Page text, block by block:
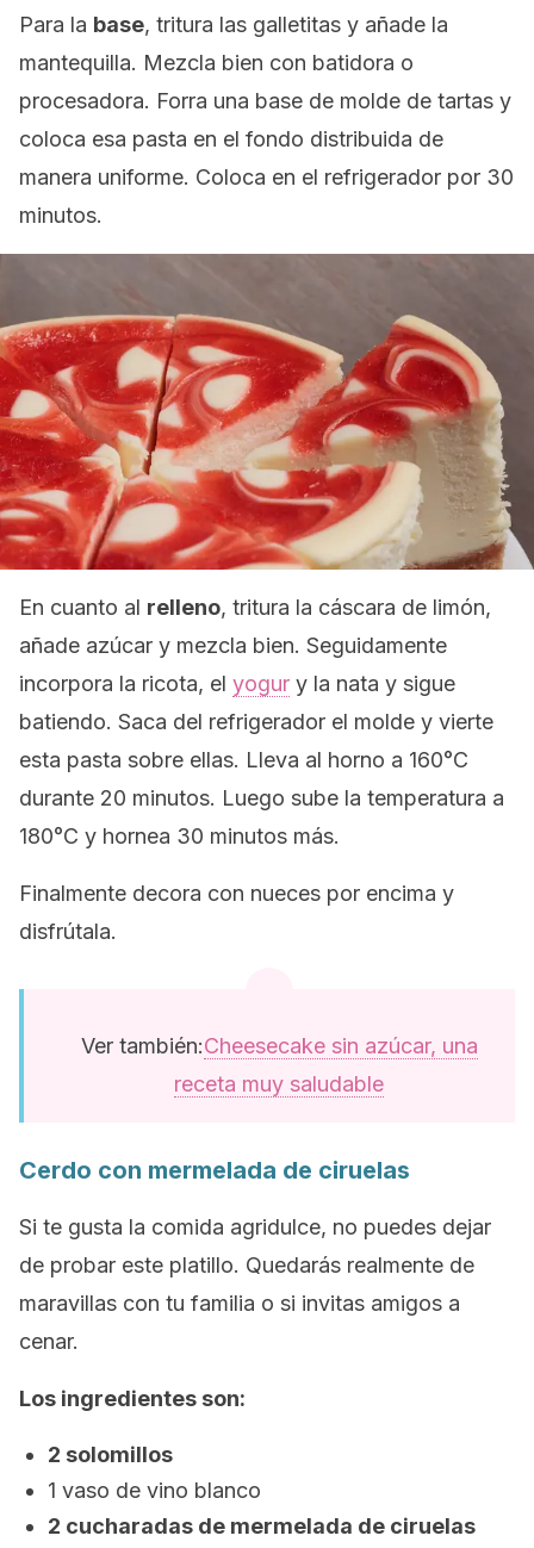
Para la base, tritura las galletitas y añade la
mantequilla. Mezcla bien con batidora o
procesadora. Forra una base de molde de tartas y
coloca esa pasta en el fondo distribuida de
manera uniforme. Coloca en el refrigerador por 30
minutos.
En cuanto al relleno, tritura la cáscara de limón,
añade azúcar y mezcla bien. Seguidamente
incorpora la ricota, el yogur y la nata y sigue
batiendo. Saca del refrigerador el molde y vierte
esta pasta sobre ellas. Lleva al horno a 160°C
durante 20 minutos. Luego sube la temperatura a
180°C y hornea 30 minutos más.
Finalmente decora con nueces por encima y
disfrútala.
Ver también:Cheesecake sin azúcar, una
receta muy saludable
Cerdo con mermelada de ciruelas
Si te gusta la comida agridulce, no puedes dejar
de probar este platillo. Quedarás realmente de
maravillas con tu familia o si invitas amigos a
cenar.
Los ingredientes son:
2 solomillos
1 vaso de vino blanco
2 cucharadas de mermelada de ciruelas